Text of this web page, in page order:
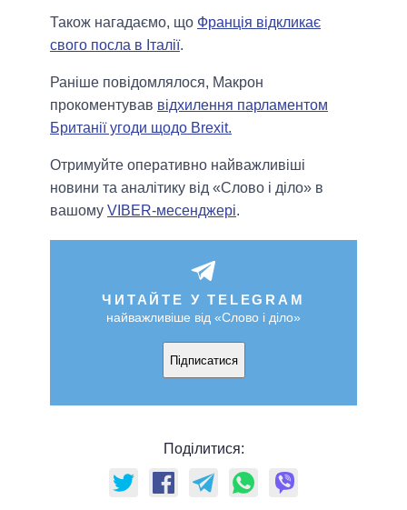
Також нагадаємо, що Франція відкликає
свого посла в Італії.
Раніше повідомлялося, Макрон
прокоментував відхилення парламентом
Британії угоди щодо Brexit.
Отримуйте оперативно найважливіші
новини та аналітику від «Слово і діло» в
вашому VIBER-месенджері.
ЧИТАЙТЕ У TELEGRAM
найважливіше від «Слово і діло»
Підписатися
Поділитися: